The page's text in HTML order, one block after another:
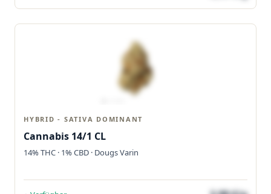
HYBRID - SATIVA DOMINANT
Cannabis 14/1 CL
14% THC · 1% CBD · Dougs Varin